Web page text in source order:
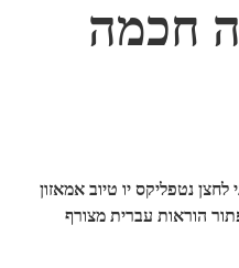
חכמה
נטפליקס יו טיוב אמאזון
הוראות עברית מצורף